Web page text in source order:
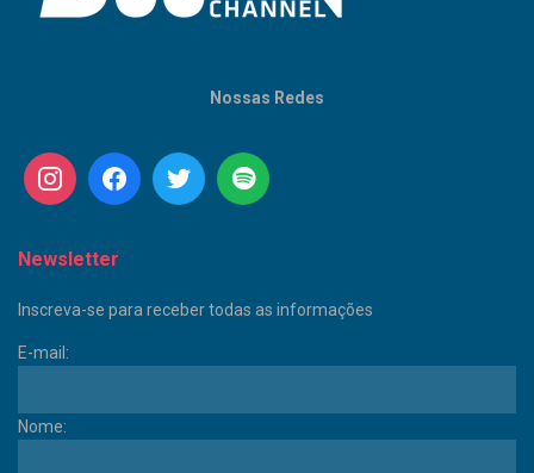
Nossas Redes
Newsletter
Inscreva-se para receber todas as informações
E-mail:
Nome: